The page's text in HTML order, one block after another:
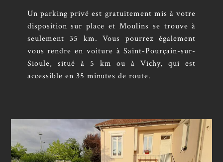
Un parking privé est gratuitement mis à votre
disposition sur place et Moulins se trouve à
seulement 35 km. Vous pourrez également
vous rendre en voiture à Saint-Pourçain-sur-
Sioule, situé à 5 km ou à Vichy, qui est
accessible en 35 minutes de route.